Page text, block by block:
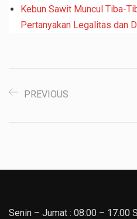
Kebun Sawit Muncul Tiba-
Pertanyakan Legalitas dan
PREVIOUS
Senin – Jumat : 08:00 – 17.00